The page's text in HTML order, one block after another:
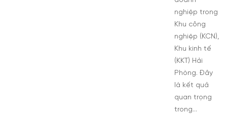
nghiệp trong
Khu công
nghiệp (KCN),
Khu kinh tế
(KKT) Hải
Phòng. Đây
là kết quả
quan trọng
trong…